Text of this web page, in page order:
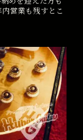
営業も残すとこ